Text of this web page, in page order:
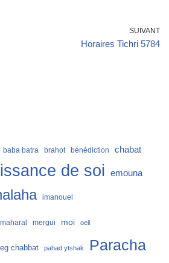
SUIVANT
Horaires Tichri 5784
baba batra brahot bénédiction chabat
de soi emouna
imanouel
maharal mergui moi oeil
chabbat pahad ytshak Paracha